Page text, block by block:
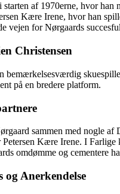
af 1970erne, hvor
Kære Irene, hvor han
vejen for Nørgaards
Christensen
på en bredere platform.
sammen med nogle
Kære Irene. I Farlige
omdømme og cementere
og Anerkendelse